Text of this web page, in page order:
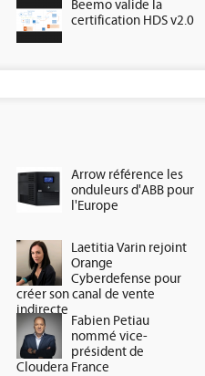
Beemo valide la
certification HDS v2.0
Arrow référence les
onduleurs d'ABB pour
l'Europe
Laetitia Varin rejoint
Orange
Cyberdefense pour
créer son canal de vente
indirecte
Fabien Petiau
nommé vice-
président de
Cloudera France